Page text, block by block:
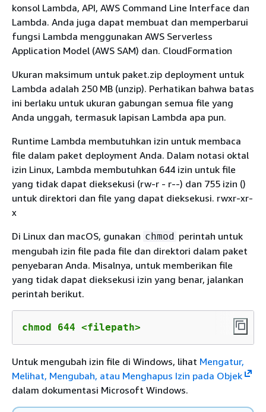
konsol Lambda, API, AWS Command Line Interface dan
Lambda. Anda juga dapat membuat dan memperbarui
fungsi Lambda menggunakan AWS Serverless
Application Model (AWS SAM) dan. CloudFormation
Ukuran maksimum untuk paket.zip deployment untuk
Lambda adalah 250 MB (unzip). Perhatikan bahwa batas
ini berlaku untuk ukuran gabungan semua file yang
Anda unggah, termasuk lapisan Lambda apa pun.
Runtime Lambda membutuhkan izin untuk membaca
file dalam paket deployment Anda. Dalam notasi oktal
izin Linux, Lambda membutuhkan 644 izin untuk file
yang tidak dapat dieksekusi (rw-r - r--) dan 755 izin ()
untuk direktori dan file yang dapat dieksekusi. rwxr-xr-
x
Di Linux dan macOS, gunakan chmod perintah untuk
mengubah izin file pada file dan direktori dalam paket
penyebaran Anda. Misalnya, untuk memberikan file
yang tidak dapat dieksekusi izin yang benar, jalankan
perintah berikut.
chmod 644 <filepath>
Untuk mengubah izin file di Windows, lihat Mengatur,
Melihat, Mengubah, atau Menghapus Izin pada Objek
dalam dokumentasi Microsoft Windows.